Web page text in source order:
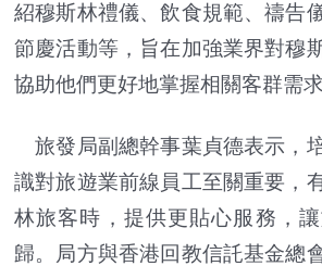
紹穆斯林禮儀、飲食規範、禱告
節慶活動等，旨在加強業界對穆
協助他們更好地掌握相關客群需求
旅發局副總幹事葉貞德表示，
識對旅遊業前線員工至關重要，
林旅客時，提供更貼心服務，
歸。局方與香港回教信託基金總